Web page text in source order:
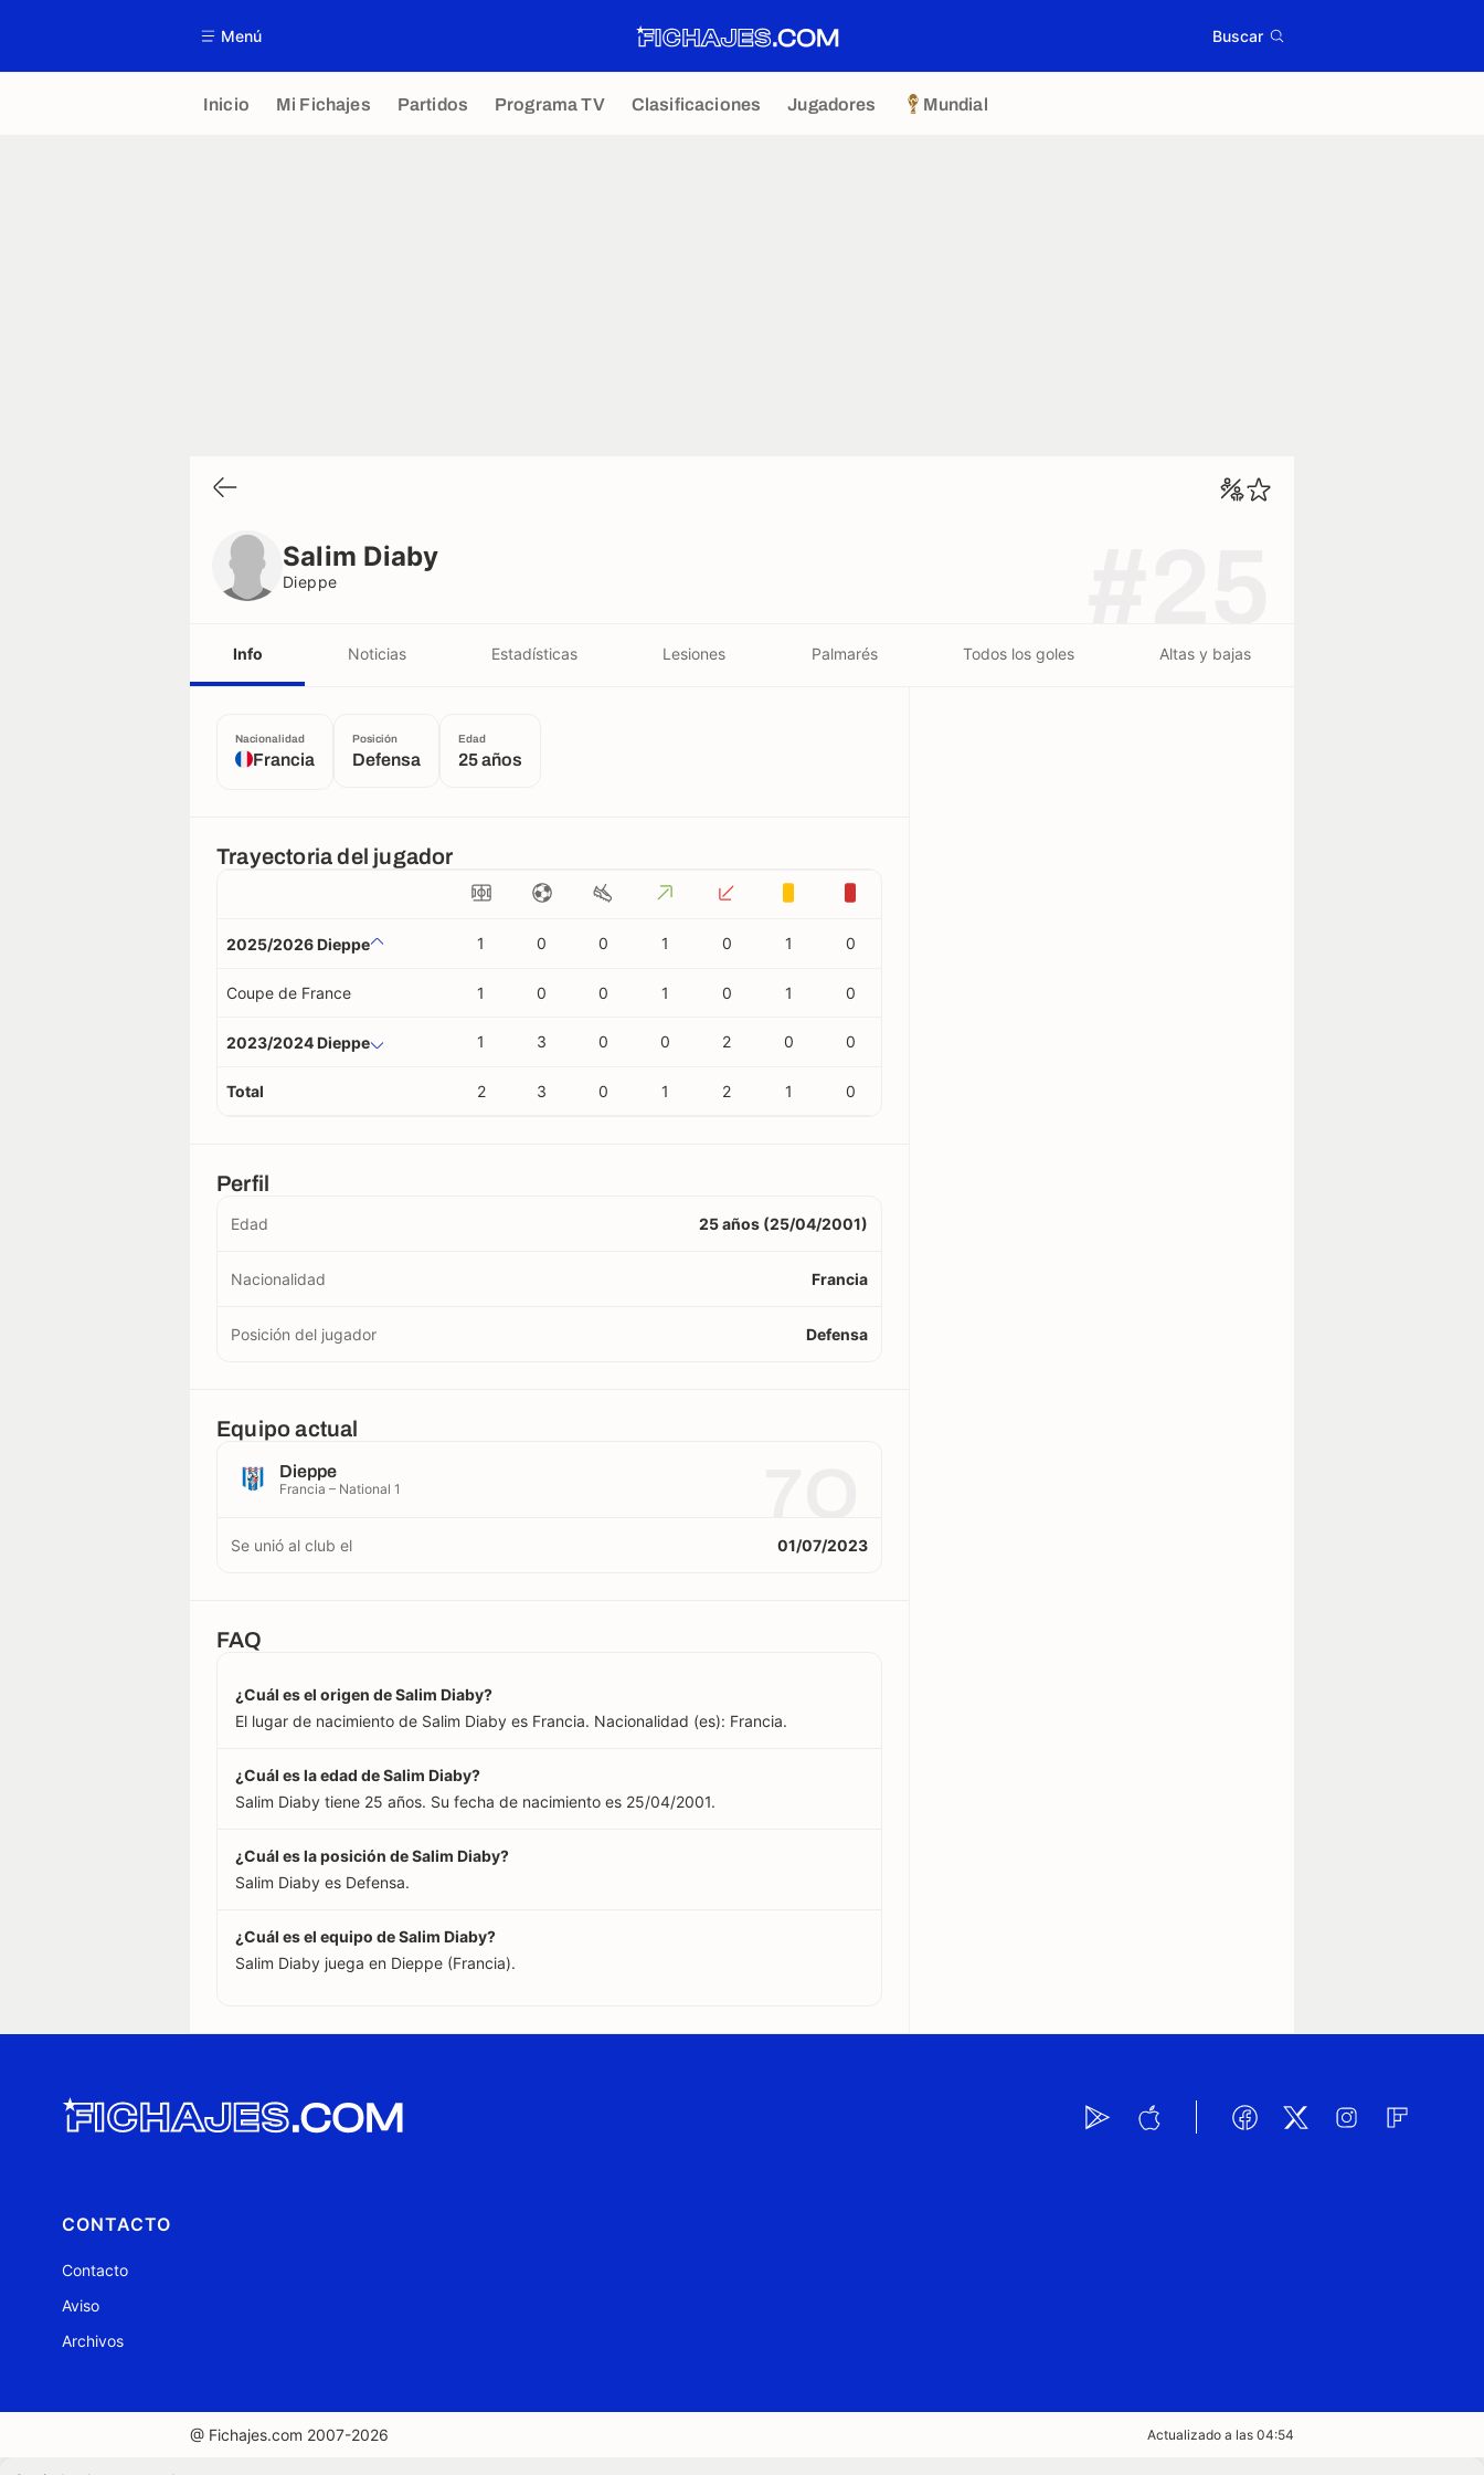
Menú Buscar
Inicio Mi Fichajes Partidos Programa TV Clasificaciones Jugadores Mundial
Salim Diaby
Dieppe
Info Noticias Estadísticas Lesiones Palmarés Todos los goles Altas y bajas
Nacionalidad
Francia
Posición
Defensa
Edad
25 años
Trayectoria del jugador
2025/2026 Dieppe 1 0 0 1 0 1 0
Coupe de France 1 0 0 1 0 1 0
2023/2024 Dieppe 1 3 0 0 2 0 0
Total 2 3 0 1 2 1 0
Perfil
Edad 25 años (25/04/2001)
Nacionalidad Francia
Posición del jugador Defensa
Equipo actual
Dieppe
Francia – National 1
Se unió al club el 01/07/2023
FAQ
¿Cuál es el origen de Salim Diaby?
El lugar de nacimiento de Salim Diaby es Francia. Nacionalidad (es): Francia.
¿Cuál es la edad de Salim Diaby?
Salim Diaby tiene 25 años. Su fecha de nacimiento es 25/04/2001.
¿Cuál es la posición de Salim Diaby?
Salim Diaby es Defensa.
¿Cuál es el equipo de Salim Diaby?
Salim Diaby juega en Dieppe (Francia).
CONTACTO
Contacto
Aviso
Archivos
@ Fichajes.com 2007-2026 Actualizado a las 04:54